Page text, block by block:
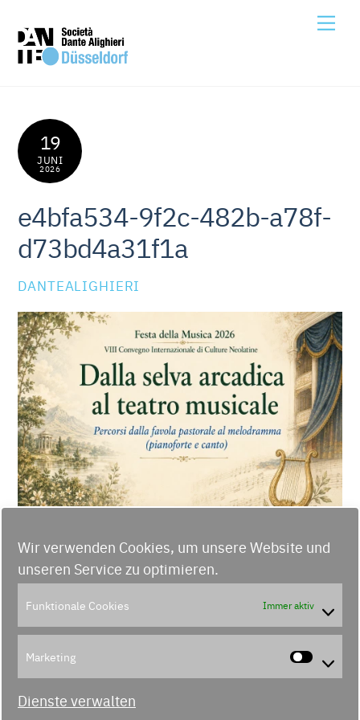
Wir verwenden Cookies, um unsere Website und
unseren Service zu optimieren.
Funktionale Cookies Immer aktiv
Marketing
Dienste verwalten
content
19
JUNI
2026
e4bfa534-9f2c-482b-a78f-
d73bd4a31f1a
DANTEALIGHIERI
32. Ausgabe des Musikfests „La voce
dei suoni“ – Von der arkadischen
Waldlandschaft zum Musiktheater